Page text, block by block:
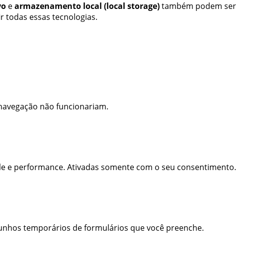
earmazenamento local (local storage)também podem ser
todas essas tecnologias.
não funcionariam.
performance. Ativadas somente com o seu consentimento.
temporários de formulários que você preenche.